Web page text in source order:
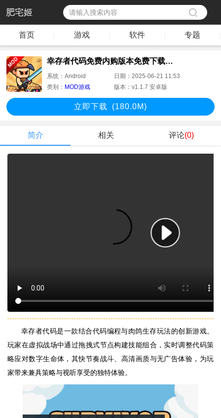
肥宅姬
首页 游戏 软件 专题
幸存者代码免费内购版本免费下载(Survivor Code: Last Stand)
系统：Android 日期：2025-06-21 11:53
类别： MOD游戏 版本：v1.1.7 安卓版
立即下载 (180.0M)
简介 相关 评论(0)
幸存者代码是一款结合代码编程与肉鸽生存玩法的创新游戏。
玩家在虚拟战场中通过拖拽式节点构建技能组合，实时调整代码策
略应对数字生命体，其快节奏战斗、高清画质与无广告体验，为玩
家带来兼具策略与视听享受的独特体验。